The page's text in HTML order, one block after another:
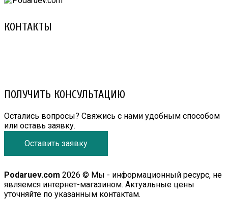
КОНТАКТЫ
ПОЛУЧИТЬ КОНСУЛЬТАЦИЮ
Остались вопросы? Свяжись с нами удобным способом
или оставь заявку.
Оставить заявку
Podaruev.com 2026 © Мы - информационный ресурс, не
являемся интернет-магазином. Актуальные цены
уточняйте по указанным контактам.